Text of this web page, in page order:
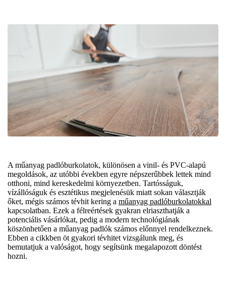
A műanyag padlóburkolatok, különösen a vinil- és PVC-alapú
megoldások, az utóbbi években egyre népszerűbbek lettek mind
otthoni, mind kereskedelmi környezetben. Tartósságuk,
vízállóságuk és esztétikus megjelenésük miatt sokan választják
őket, mégis számos tévhit kering a műanyag padlóburkolatokkal
kapcsolatban. Ezek a félreértések gyakran elriaszthatják a
potenciális vásárlókat, pedig a modern technológiának
köszönhetően a műanyag padlók számos előnnyel rendelkeznek.
Ebben a cikkben öt gyakori tévhitet vizsgálunk meg, és
bemutatjuk a valóságot, hogy segítsünk megalapozott döntést
hozni.